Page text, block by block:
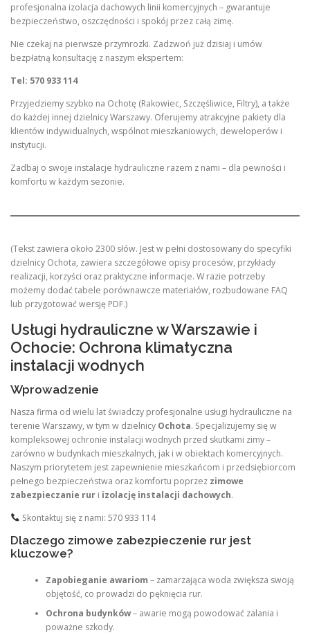
profesjonalna izolacja dachowych linii komercyjnych – gwarantuje
bezpieczeństwo, oszczędności i spokój przez całą zimę.
Nie czekaj na pierwsze przymrozki. Zadzwoń już dzisiaj i umów
bezpłatną konsultację z naszym ekspertem:
Tel: 570 933 114
Przyjedziemy szybko na Ochotę (Rakowiec, Szczęśliwice, Filtry), a także
do każdej innej dzielnicy Warszawy. Oferujemy atrakcyjne pakiety dla
klientów indywidualnych, wspólnot mieszkaniowych, deweloperów i
instytucji.
Zadbaj o swoje instalacje hydrauliczne razem z nami – dla pewności i
komfortu w każdym sezonie.
(Tekst zawiera około 2300 słów. Jest w pełni dostosowany do specyfiki
dzielnicy Ochota, zawiera szczegółowe opisy procesów, przykłady
realizacji, korzyści oraz praktyczne informacje. W razie potrzeby
możemy dodać tabele porównawcze materiałów, rozbudowane FAQ
lub przygotować wersję PDF.)
Usługi hydrauliczne w Warszawie i
Ochocie: Ochrona klimatyczna
instalacji wodnych
Wprowadzenie
Nasza firma od wielu lat świadczy profesjonalne usługi hydrauliczne na
terenie Warszawy, w tym w dzielnicy Ochota. Specjalizujemy się w
kompleksowej ochronie instalacji wodnych przed skutkami zimy –
zarówno w budynkach mieszkalnych, jak i w obiektach komercyjnych.
Naszym priorytetem jest zapewnienie mieszkańcom i przedsiębiorcom
pełnego bezpieczeństwa oraz komfortu poprzez zimowe
zabezpieczanie rur i izolację instalacji dachowych.
Skontaktuj się z nami: 570 933 114
Dlaczego zimowe zabezpieczenie rur jest
kluczowe?
Zapobieganie awariom – zamarzająca woda zwiększa swoją
objętość, co prowadzi do pęknięcia rur.
Ochrona budynków– awarie mogą powodować zalania i
poważne szkody.